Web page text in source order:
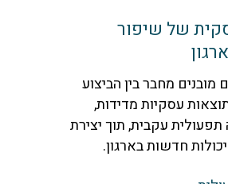
של שיפור
מחבר בין הביצוע
עסקיות מדידות,
עקבית, תוך יצירת
חדשות בארגון.